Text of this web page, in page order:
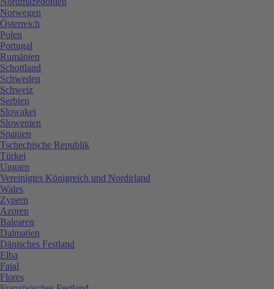
Norwegen
Österreich
Polen
Portugal
Rumänien
Schottland
Schweden
Schweiz
Serbien
Slowakei
Slowenien
Spanien
Tschechische Republik
Türkei
Ungarn
Vereinigtes Königreich und Nordirland
Wales
Zypern
Azoren
Balearen
Dalmatien
Dänisches Festland
Elba
Faial
Flores